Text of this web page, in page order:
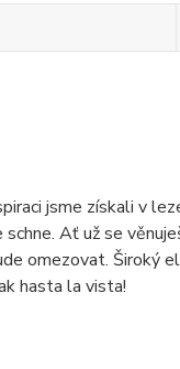
jsme získali v
Ať už se
omezovat. Široký
hasta la vista!